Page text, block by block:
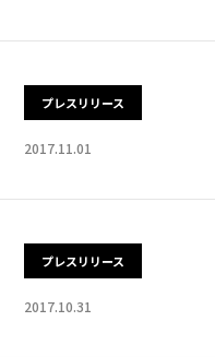
プレスリリース
2017.11.01
プレスリリース
2017.10.31